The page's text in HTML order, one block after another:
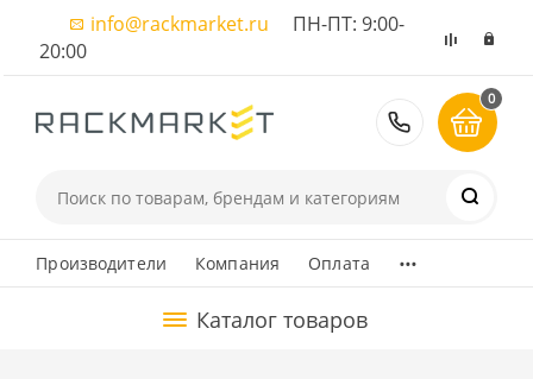
info@rackmarket.ru ПН-ПТ: 9:00-
20:00
8 (495)
0
Производители Компания Оплата ...
Каталог товаров